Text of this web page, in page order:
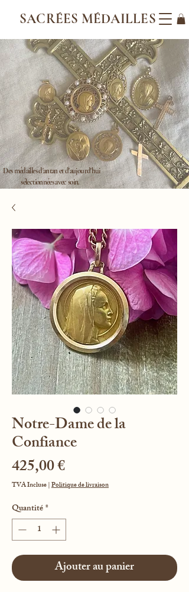
SACRÉES MÉDAILLES
Des médailles d'antan et d'aujourd'hui
sélectionnées avec soin.
Notre-Dame de la
Confiance
425,00 €Prix
TVA Incluse|Politique de livraison
Quantité*
Ajouter au panier